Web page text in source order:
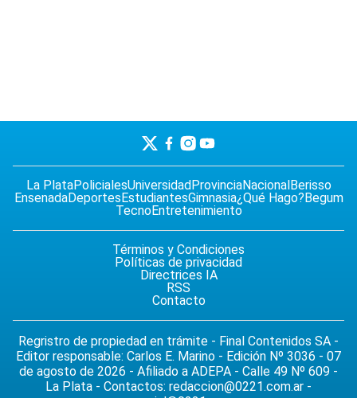
La PlataPolicialesUniversidad ProvinciaNacional Berisso
EnsenadaDeportes EstudiantesGimnasia¿Qué Hago? Begum
TecnoEntretenimiento
Términos y Condiciones
Políticas de privacidad
Directrices IA
RSS
Contacto
Regristro de propiedad en trámite - Final Contenidos SA -
Editor responsable: Carlos E. Marino - Edición Nº 3036 - 07
de agosto de 2026 - Afiliado a ADEPA - Calle 49 Nº 609 -
La Plata - Contactos: redaccion@0221.com.ar -